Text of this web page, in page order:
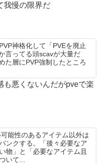
我慢の限界だ
神格化して「PVEを廃止
言ってる頭scavが大量だ
た層にPVP強制したところ
も悪くないんだがpveで楽
能性のあるアイテム以外は
ンクする。「後々必要なア
物」と「必要なアイテム且
いて...